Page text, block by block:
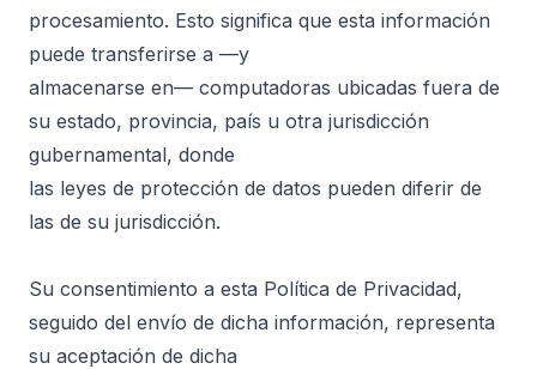
procesamiento. Esto significa que esta información
puede transferirse a —y
almacenarse en— computadoras ubicadas fuera de
su estado, provincia, país u otra jurisdicción
gubernamental, donde
las leyes de protección de datos pueden diferir de
las de su jurisdicción.
Su consentimiento a esta Política de Privacidad,
seguido del envío de dicha información, representa
su aceptación de dicha